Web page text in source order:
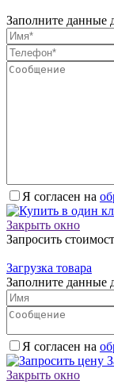
Заполните данные
Я согласен на
Закрыть окно
Запросить
Загрузка товара
Заполните данные
Я согласен на
Закрыть окно